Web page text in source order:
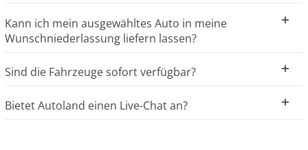
Kann ich mein ausgewähltes Auto in meine
Wunschniederlassung liefern lassen?
Sind die Fahrzeuge sofort verfügbar?
Bietet Autoland einen Live-Chat an?